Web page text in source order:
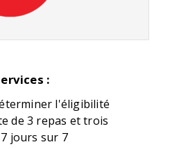
:
l'éligibilité
de 3 repas et trois
jours sur 7